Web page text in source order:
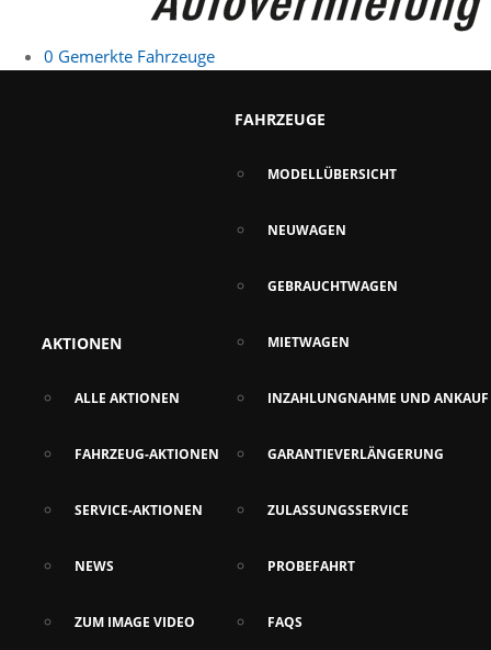
AKTIONEN
ALLE AKTIONEN
FAHRZEUG-AKTIONEN
SERVICE-AKTIONEN
NEWS
ZUM IMAGE VIDEO
FAHRZEUGE
MODELLÜBERSICHT
NEUWAGEN
GEBRAUCHTWAGEN
MIETWAGEN
INZAHLUNGNAHME UND ANKAUF
GARANTIEVERLÄNGERUNG
ZULASSUNGSSERVICE
PROBEFAHRT
FAQS
0 Gemerkte Fahrzeuge